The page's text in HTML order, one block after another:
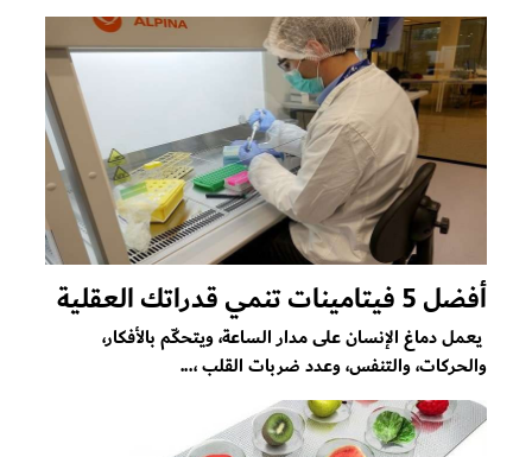
أفضل 5 فيتامينات تنمي قدراتك العقلية
يعمل دماغ الإنسان على مدار الساعة، ويتحكّم بالأفكار،
والحركات، والتنفس، وعدد ضربات القلب ،...